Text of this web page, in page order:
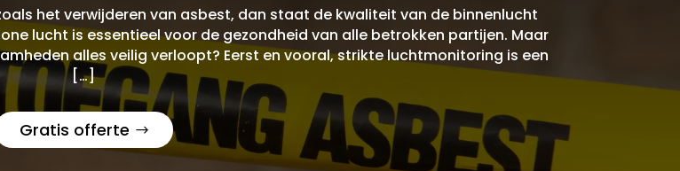
het verwijderen van asbest, dan staat de kwaliteit van de binnenlucht
lucht is essentieel voor de gezondheid van alle betrokken partijen. Maar
alles veilig verloopt? Eerst en vooral, strikte luchtmonitoring is een
[…]
Gratis offerte